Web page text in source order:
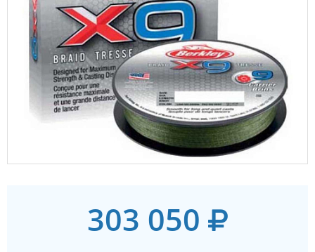
303 050